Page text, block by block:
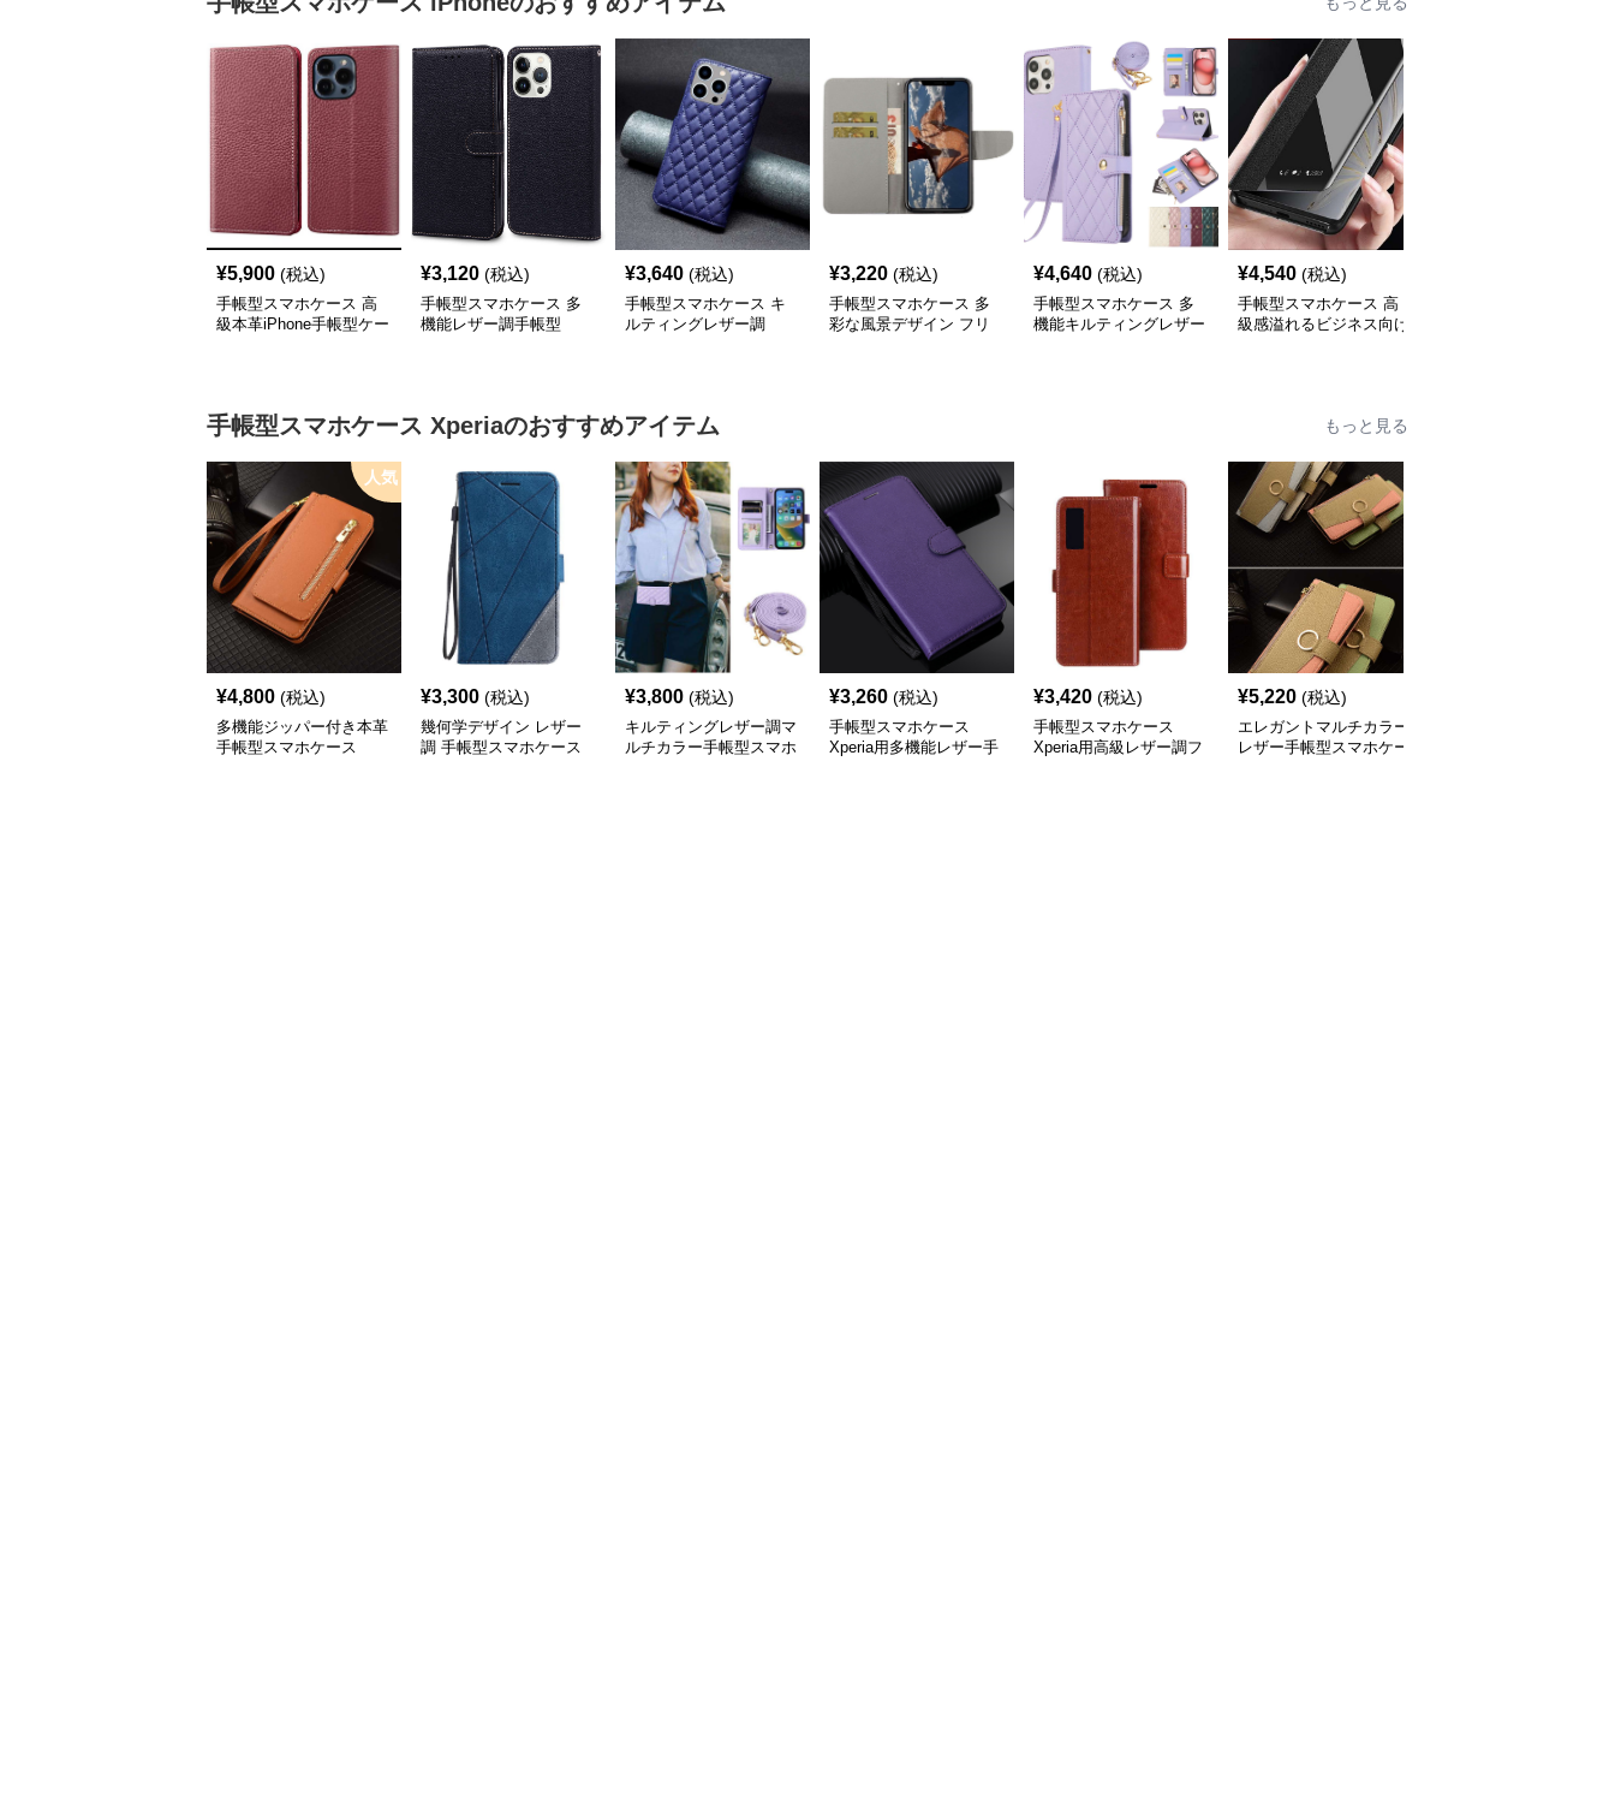
¥5,900 (税込)
手帳型スマホケース 高
級本革iPhone手帳型ケー
¥3,120 (税込)
手帳型スマホケース 多
機能レザー調手帳型
¥3,640 (税込)
手帳型スマホケース キ
ルティングレザー調
¥3,220 (税込)
手帳型スマホケース 多
彩な風景デザイン フリ
¥4,640 (税込)
手帳型スマホケース 多
機能キルティングレザー
¥4,540 (税込)
手帳型スマホケース 高
級感溢れるビジネス向け
手帳型スマホケース Xperiaのおすすめアイテム もっと見る
人気
¥4,800 (税込)
多機能ジッパー付き本革
手帳型スマホケース
¥3,300 (税込)
幾何学デザイン レザー
調 手帳型スマホケース
¥3,800 (税込)
キルティングレザー調マ
ルチカラー手帳型スマホ
¥3,260 (税込)
手帳型スマホケース
Xperia用多機能レザー手
¥3,420 (税込)
手帳型スマホケース
Xperia用高級レザー調フ
¥5,220 (税込)
エレガントマルチカラー
レザー手帳型スマホケー